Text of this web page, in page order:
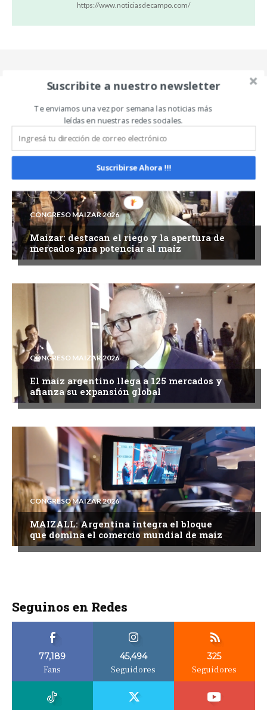
https://www.noticiasdecampo.com/
Related Articles
CONGRESO MAIZAR 2026
Maizar: destacan el riego y la apertura de
mercados para potenciar al maíz
CONGRESO MAIZAR 2026
El maíz argentino llega a 125 mercados y
afianza su expansión global
CONGRESO MAIZAR 2026
MAIZALL: Argentina integra el bloque
que domina el comercio mundial de maíz
Seguinos en Redes
77,189
Fans
45,494
Seguidores
325
Seguidores
Suscribite a nuestro newsletter
Te enviamos una vez por semana las noticias más
leídas en nuestras redes sociales.
Suscribirse Ahora !!!